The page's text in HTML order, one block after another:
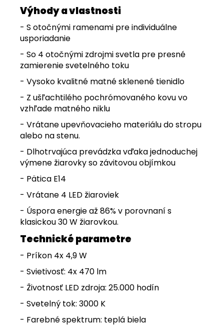
Výhody a vlastnosti
- S otočnými ramenami pre individuálne
usporiadanie
- So 4 otočnými zdrojmi svetla pre presné
zamierenie svetelného toku
- Vysoko kvalitné matné sklenené tienidlo
- Z ušľachtilého pochrómovaného kovu vo
vzhľade matného niklu
- Vrátane upevňovacieho materiálu do stropu
alebo na stenu.
- Dlhotrvajúca prevádzka vďaka jednoduchej
výmene žiarovky so závitovou objímkou
- Pätica E14
- Vrátane 4 LED žiaroviek
- Úspora energie až 86% v porovnaní s
klasickou 30 W žiarovkou.
Technické parametre
- Príkon 4x 4,9 W
- Svietivosť: 4x 470 lm
- Životnosť LED zdroja: 25.000 hodín
- Svetelný tok: 3000 K
- Farebné spektrum: teplá biela